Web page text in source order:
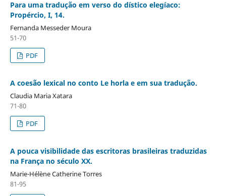
Para uma tradução em verso do dístico elegíaco:
Propércio, I, 14.
Fernanda Messeder Moura
51-70
PDF
A coesão lexical no conto Le horla e em sua tradução.
Claudia Maria Xatara
71-80
PDF
A pouca visibilidade das escritoras brasileiras traduzidas
na França no século XX.
Marie-Hélène Catherine Torres
81-95